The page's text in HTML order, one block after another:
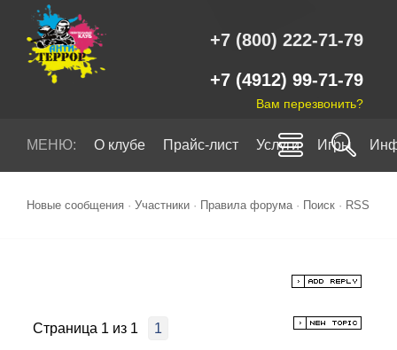
+7 (800) 222-71-79
+7 (4912) 99-71-79
Вам перезвонить?
МЕНЮ: О клубе Прайс-лист Услуги Игры
Новые сообщения · Участники · Правила форума· Поиск · RSS
Страница 1 из 1 1